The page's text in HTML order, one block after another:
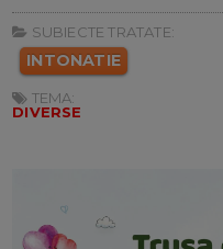
SUBIECTE TRATATE:
INTONATIE
TEMA:
DIVERSE